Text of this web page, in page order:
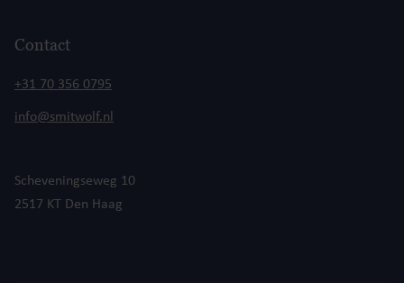
Contact
+31 70 356 0795
info@smitwolf.nl
Scheveningseweg 10
2517 KT Den Haag